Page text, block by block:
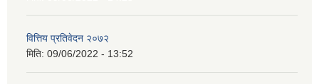
वित्तिय प्रतिवेदन २०७२
मिति: 09/06/2022 - 13:52